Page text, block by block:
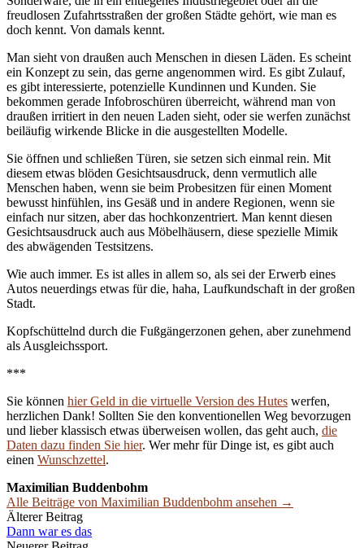
freudlosen Zufahrtsstraßen der großen Städte gehört, wie man es
doch kennt. Von damals kennt.
Man sieht von draußen auch Menschen in diesen Läden. Es scheint
ein Konzept zu sein, das gerne angenommen wird. Es gibt Zulauf,
es gibt interessierte, potenzielle Kundinnen und Kunden. Sie
bekommen gerade Infobroschüren überreicht, während man von
draußen irritiert in den neuen Laden sieht, oder sie werfen zunächst
beiläufig wirkende Blicke in die ausgestellten Modelle.
Sie öffnen und schließen Türen, sie setzen sich einmal rein. Mit
diesem etwas blöden Gesichtsausdruck, denn vermutlich alle
Menschen haben, wenn sie beim Probesitzen für einen Moment
bewusst hinfühlen, ins Gesäß und in andere Regionen, wenn sie
einfach nur sitzen, aber das hochkonzentriert. Man kennt diesen
Gesichtsausdruck auch aus Möbelhäusern, diese spezielle Mimik
des abwägenden Testsitzens.
Wie auch immer. Es ist alles in allem so, als sei der Erwerb eines
Autos neuerdings etwas für die, haha, Laufkundschaft in der großen
Stadt.
Kopfschüttelnd durch die Fußgängerzonen gehen, aber zunehmend
als Ausgleichssport.
***
Sie können hier Geld in die virtuelle Version des Hutes werfen,
herzlichen Dank! Sollten Sie den konventionellen Weg bevorzugen
und lieber klassisch etwas überweisen wollen, das geht auch, die
Daten dazu finden Sie hier. Wer mehr für Dinge ist, es gibt auch
einen Wunschzettel.
Maximilian Buddenbohm
Alle Beiträge von Maximilian Buddenbohm ansehen →
Beitrags-
Navigation
Älterer Beitrag
Dann war es das